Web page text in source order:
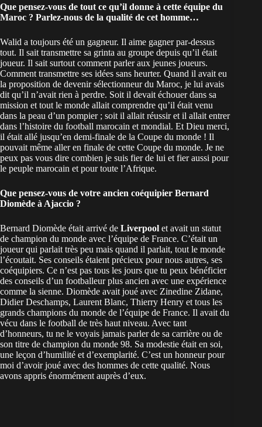
Que pensez-vous de tout ce qu’il donne à cette équipe du
Maroc ? Parlez-nous de la qualité de cet homme…
Walid a toujours été un gagneur. Il aime gagner par-dessus
tout. Il sait transmettre sa grinta au groupe depuis qu’il était
joueur. Il sait surtout comment parler aux jeunes joueurs.
Comment transmettre ses idées sans heurter. Quand il avait eu
la proposition de devenir sélectionneur du Maroc, je lui avais
dit qu’il n’avait rien à perdre. Soit il devait échouer dans sa
mission et tout le monde allait comprendre qu’il était venu
dans la peau d’un pompier ; soit il allait réussir et il allait entrer
dans l’histoire du football marocain et mondial. Et Dieu merci,
il était allé jusqu’en demi-finale de la Coupe du monde ! Il
pouvait même aller en finale de cette Coupe du monde. Je ne
peux pas vous dire combien je suis fier de lui et fier aussi pour
le peuple marocain et pour toute l’Afrique.
Que pensez-vous de votre ancien coéquipier Bernard
Diomède à Ajaccio ?
Bernard Diomède était arrivé de Liverpool et avait un statut
de champion du monde avec l’équipe de France. C’était un
joueur qui parlait très peu mais quand il parlait, tout le monde
l’écoutait. Ses conseils étaient précieux pour nous autres, ses
coéquipiers. Ce n’est pas tous les jours que tu peux bénéficier
des conseils d’un footballeur plus ancien avec une expérience
comme la sienne. Diomède avait joué avec Zinedine Zidane,
Didier Deschamps, Laurent Blanc, Thierry Henry et tous les
grands champions du monde de l’équipe de France. Il avait du
vécu dans le football de très haut niveau. Avec tant
d’honneurs, tu ne le voyais jamais parler de sa carrière ou de
son titre de champion du monde 98. Sa modestie était en soi,
une leçon d’humilité et d’exemplarité. C’est un honneur pour
moi d’avoir joué avec des hommes de cette qualité. Nous
avons appris énormément auprès d’eux.